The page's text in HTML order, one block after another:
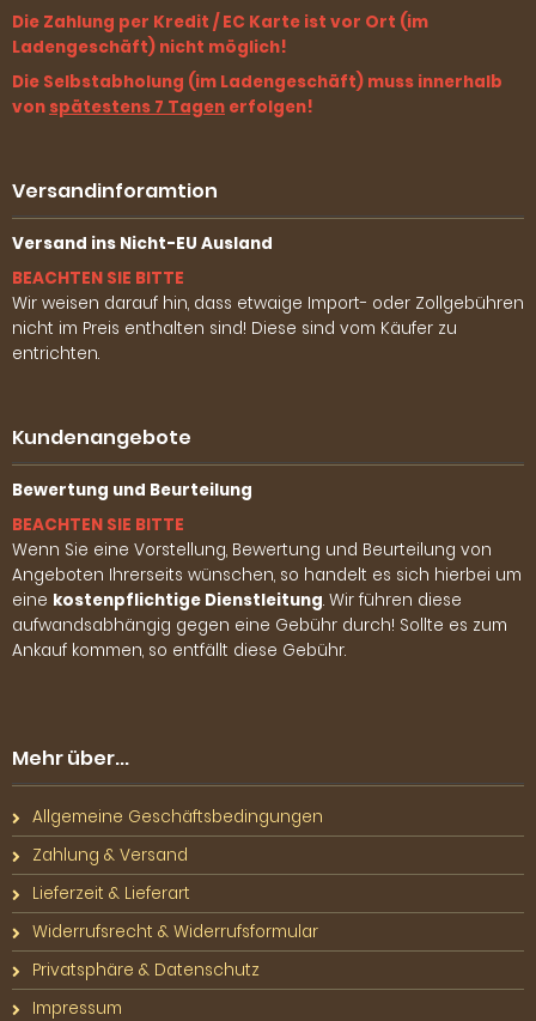
Die Zahlung per Kredit / EC Karte ist vor Ort (im
Ladengeschäft) nicht möglich!
Die Selbstabholung (im Ladengeschäft) muss innerhalb
von spätestens 7 Tagen erfolgen!
Versandinforamtion
Versand ins Nicht-EU Ausland
BEACHTEN SIE BITTE
Wir weisen darauf hin, dass etwaige Import- oder Zollgebühren
nicht im Preis enthalten sind! Diese sind vom Käufer zu
entrichten.
Kundenangebote
Bewertung und Beurteilung
BEACHTEN SIE BITTE
Wenn Sie eine Vorstellung, Bewertung und Beurteilung von
Angeboten Ihrerseits wünschen, so handelt es sich hierbei um
eine kostenpflichtige Dienstleitung. Wir führen diese
aufwandsabhängig gegen eine Gebühr durch! Sollte es zum
Ankauf kommen, so entfällt diese Gebühr.
Mehr über...
Allgemeine Geschäftsbedingungen
Zahlung & Versand
Lieferzeit & Lieferart
Widerrufsrecht & Widerrufsformular
Privatsphäre & Datenschutz
Impressum